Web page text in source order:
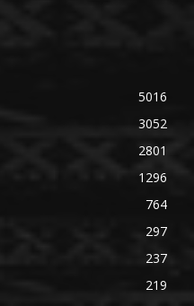
5016
3052
2801
1296
764
297
237
219